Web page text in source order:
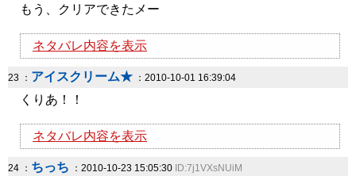
もう、クリアできたメー
ネタバレ内容を表示
23 ： アイスクリーム★ ：2010-10-01 16:39:04
くりあ！！
ネタバレ内容を表示
24 ： ちっち ：2010-10-23 15:05:30 ID:7j1VXsNUiM